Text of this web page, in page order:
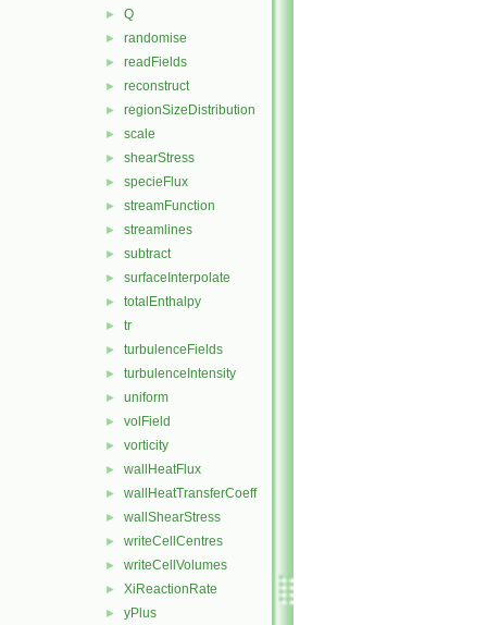
► Q
► randomise
► readFields
► reconstruct
► regionSizeDistribution
► scale
► shearStress
► specieFlux
► streamFunction
► streamlines
► subtract
► surfaceInterpolate
► totalEnthalpy
► tr
► turbulenceFields
► turbulenceIntensity
► uniform
► volField
► vorticity
► wallHeatFlux
► wallHeatTransferCoeff
► wallShearStress
► writeCellCentres
► writeCellVolumes
► XiReactionRate
► yPlus